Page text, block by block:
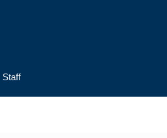
Staff